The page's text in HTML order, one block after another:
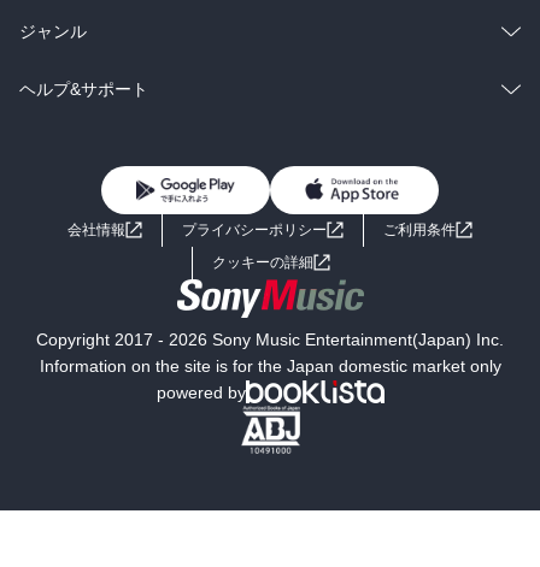
BL・TL
雑誌・グラビア
BL・TL
ラノベ
雑誌・グラビア
総合
ラノベ
ジャンル
コミック
ライトノベル 男子向けラノベ
小説
海外小説
ミステリー SF
文学
ヘルプ&サポート
よくあるご質問 お問い合わせ
会社情報 プライバシーポリシー
ご利用条件
クッキーの詳細
Copyright 2017 - 2026 Sony Music Entertainment(Japan) Inc.
Information on the site is for the Japan domestic market only
powered by